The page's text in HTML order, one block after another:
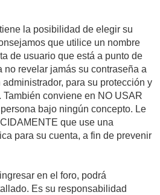
la posibilidad de elegir su
que utilice un nombre
de usuario que está a punto de
no revelar jamás su contraseña a
para su protección y
conviene en NO USAR
bajo ningún concepto. Le
que use una
para su cuenta, a fin de prevenir
en el foro, podrá
Es su responsabilidad